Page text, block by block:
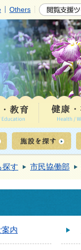
Others
探す 市民協働部
案内